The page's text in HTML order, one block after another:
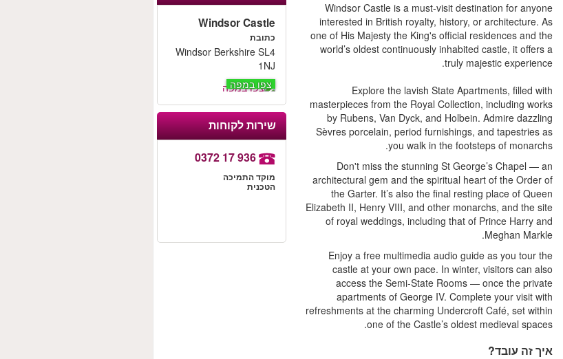
Windsor Castle is a must-visit destination for anyone
interested in British royalty, history, or architecture. As
one of His Majesty the King's official residences and the
world’s oldest continuously inhabited castle, it offers a
truly majestic experience.
Explore the lavish State Apartments, filled with
masterpieces from the Royal Collection, including works
by Rubens, Van Dyck, and Holbein. Admire dazzling
Sèvres porcelain, period furnishings, and tapestries as
you walk in the footsteps of monarchs.
Don't miss the stunning St George’s Chapel — an
architectural gem and the spiritual heart of the Order of
the Garter. It’s also the final resting place of Queen
Elizabeth II, Henry VIII, and other monarchs, and the site
of royal weddings, including that of Prince Harry and
Meghan Markle.
Enjoy a free multimedia audio guide as you tour the
castle at your own pace. In winter, visitors can also
access the Semi-State Rooms — once the private
apartments of George IV. Complete your visit with
refreshments at the charming Undercroft Café, set within
one of the Castle’s oldest medieval spaces.
איך זה עובד?
Windsor Castle
כתובת
Windsor Berkshire SL4
1NJ
צפו במפה
שירות לקוחות
0372 17 936
מוקד התמיכה
הטכנית